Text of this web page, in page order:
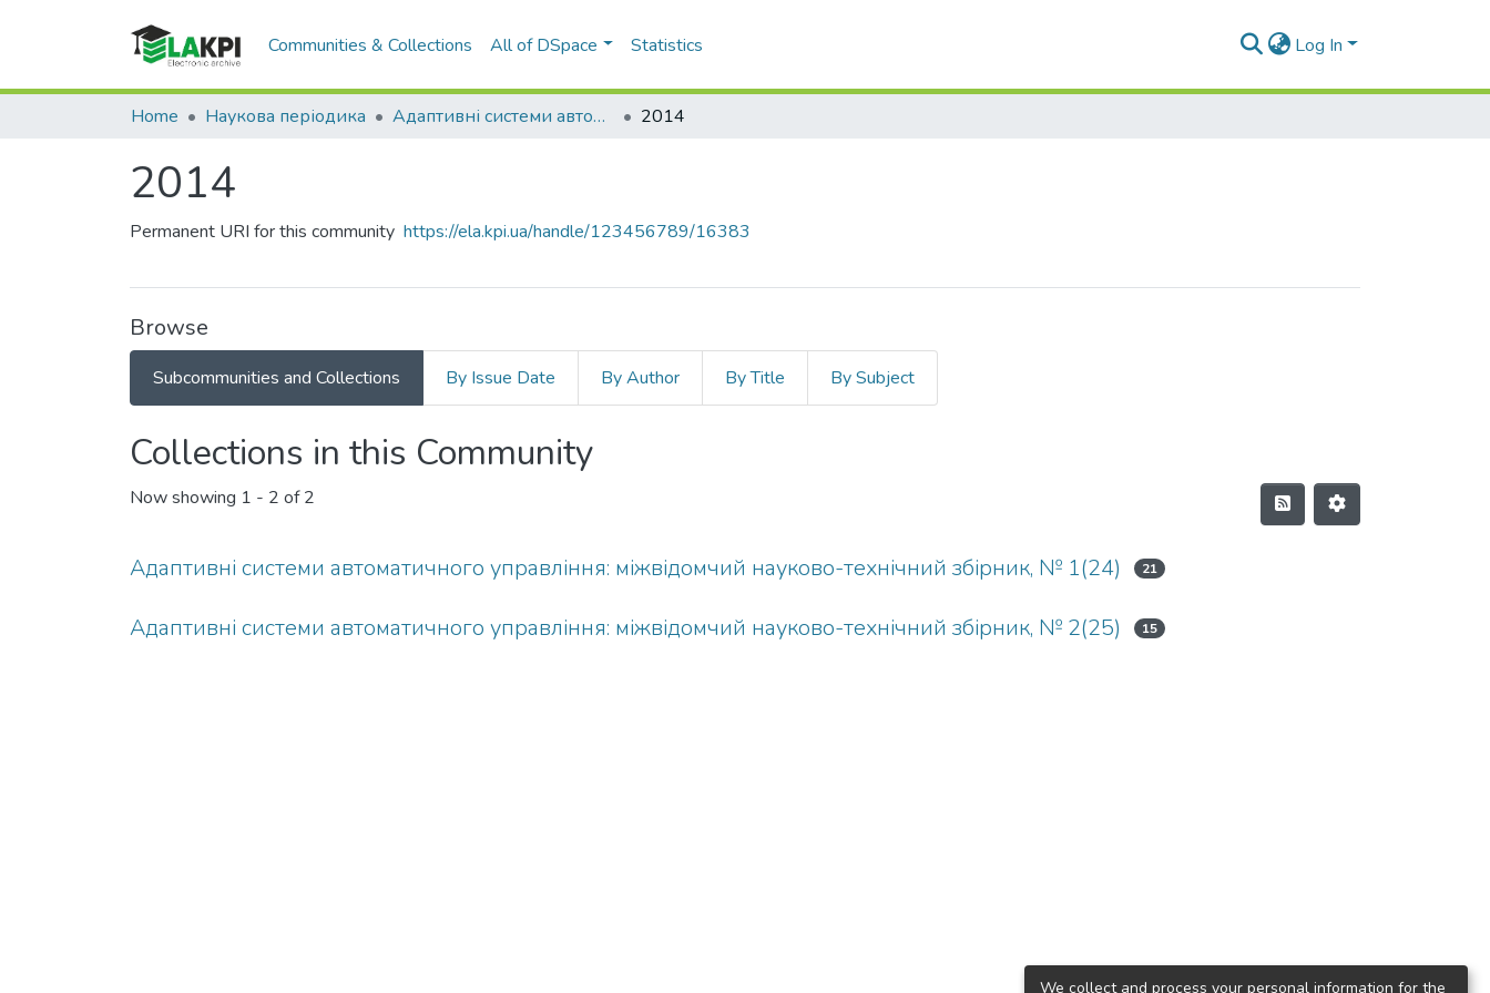
Communities & Collections All of DSpace Statistics Log In
Home Наукова періодика Адаптивні системи автоматичного управління 2014
2014
Permanent URI for this community https://ela.kpi.ua/handle/123456789/16383
Browse
Subcommunities and Collections By Issue Date By Author By Title By Subject
Collections in this Community
Now showing 1 - 2 of 2
Адаптивні системи автоматичного управління: міжвідомчий науково-технічний збірник, № 1(24) 21
Адаптивні системи автоматичного управління: міжвідомчий науково-технічний збірник, № 2(25) 15
We collect and process your personal information for the